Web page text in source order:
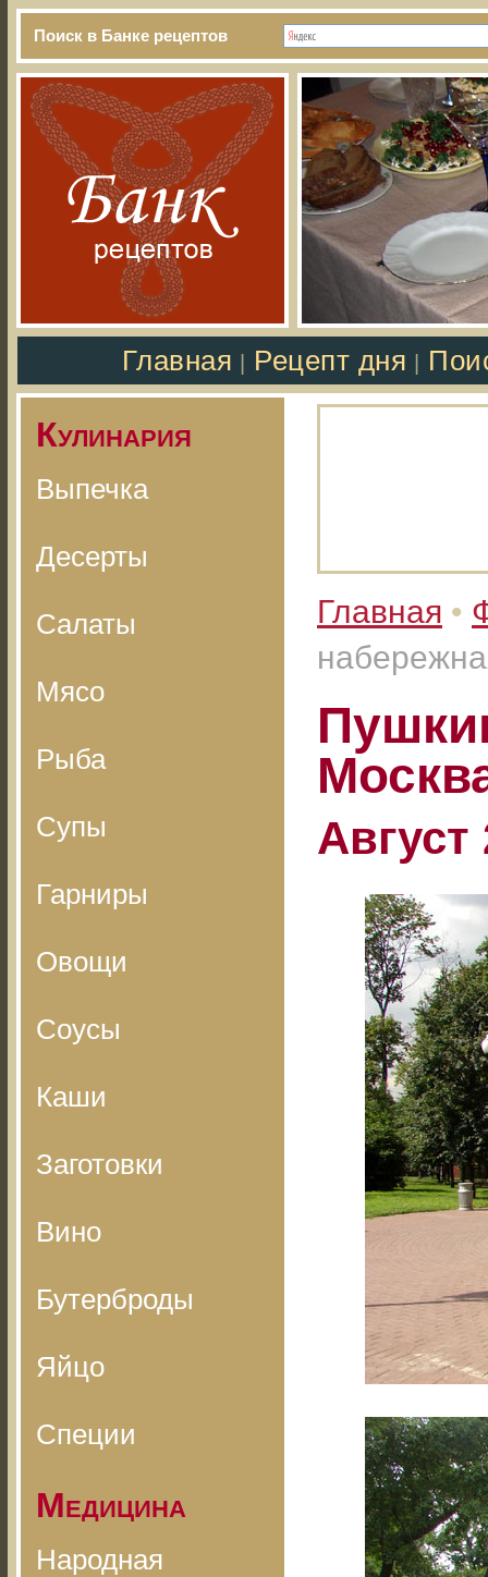
Поиск в Банке рецептов
Главная Рецепт дня
Кулинария
Выпечка
Десерты
Салаты
Мясо
Рыба
Супы
Гарниры
Овощи
Соусы
Каши
Заготовки
Вино
Бутерброды
Яйцо
Специи
Медицина
Народная
Главная •
Август